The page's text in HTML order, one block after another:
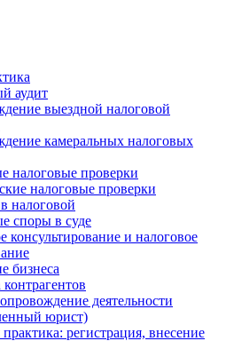
аудит
выездной налоговой
камеральных налоговых
налоговые проверки
налоговые проверки
налоговой
споры в суде
консультирование и налоговое
бизнеса
деятельности
юрист)
регистрация, внесение